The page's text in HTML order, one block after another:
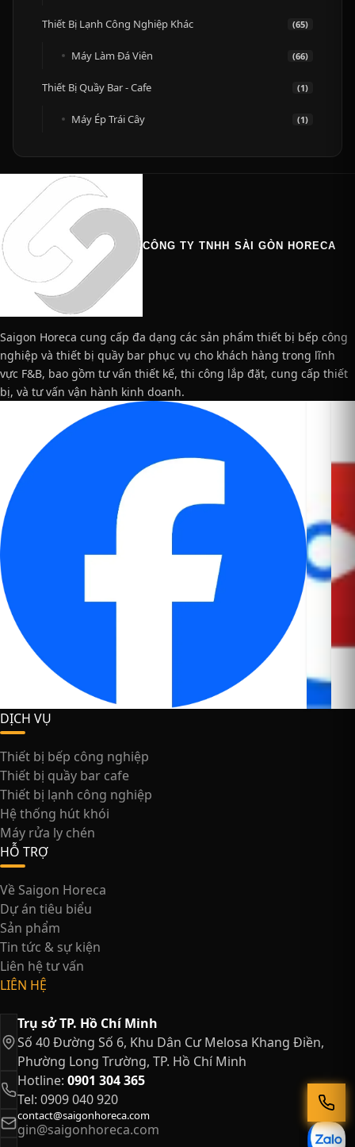
Thiết Bị Lạnh Công Nghiệp Khác (65)
Máy Làm Đá Viên (66)
Thiết Bị Quầy Bar - Cafe (1)
Máy Ép Trái Cây (1)
CÔNG TY TNHH SÀI GÒN HORECA
Saigon Horeca cung cấp đa dạng các sản phẩm thiết bị bếp công
nghiệp và thiết bị quầy bar phục vụ cho khách hàng trong lĩnh
vực F&B, bao gồm tư vấn thiết kế, thi công lắp đặt, cung cấp thiết
bị, và tư vấn vận hành kinh doanh.
DỊCH VỤ
Thiết bị bếp công nghiệp
Thiết bị quầy bar cafe
Thiết bị lạnh công nghiệp
Hệ thống hút khói
Máy rửa ly chén
HỖ TRỢ
Về Saigon Horeca
Dự án tiêu biểu
Sản phẩm
Tin tức & sự kiện
Liên hệ tư vấn
LIÊN HỆ
Trụ sở TP. Hồ Chí Minh
Số 40 Đường Số 6, Khu Dân Cư Melosa Khang Điền,
Phường Long Trường, TP. Hồ Chí Minh
Hotline: 0901 304 365
Tel: 0909 040 920
contact@saigonhoreca.com
gin@saigonhoreca.com